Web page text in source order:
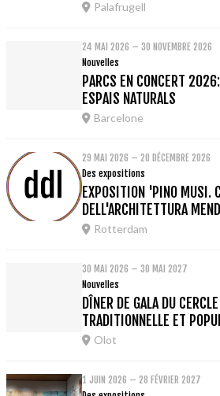
Palafrugell
24 MAI 2026 – 30 NOVEMBRE 2026
Nouvelles
PARCS EN CONCERT
ESPAIS NATURALS
Barcelone
29 MAI 2026 – 20 DÉCEMBRE 2026
Des expositions
EXPOSITION 'PINO MUSI.
DELL'ARCHITETTURA
Rotterdam
30 MAI 2026 – 30 MAI 2027
Nouvelles
DÎNER DE GALA DU
TRADITIONNELLE ET
Olot
1 JUIN 2026 – 28 FÉVRIER 2027